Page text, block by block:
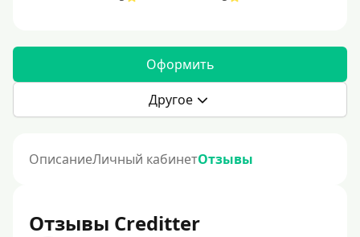
Оформить
Другое
ОписаниеЛичный кабинетОтзывы
Отзывы Creditter